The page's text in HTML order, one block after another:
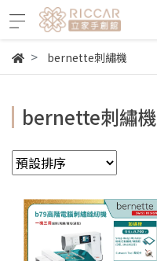
bernette刺繡機
bernette刺繡機